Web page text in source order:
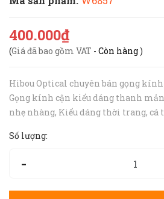
400.000₫
(Giá đã bao gồm VAT - Còn hàng)
Hibou Optical chuyên bán gọng
Gọng kính cận kiểu dáng thanh
nhẹ nhàng, Kiểu dáng thời trang,
nữ. • Gọng kính cận&n...
Số lượng:
-